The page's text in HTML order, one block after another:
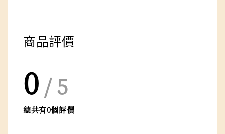
商品評價
0 / 5
總共有0個評價